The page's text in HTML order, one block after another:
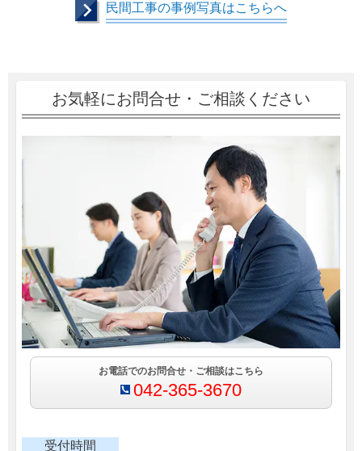
民間工事の事例写真はこちらへ
お気軽にお問合せ・ご相談ください
お電話でのお問合せ・ご相談はこちら
042-365-3670
受付時間